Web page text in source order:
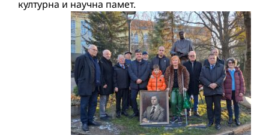
културна и научна памет.